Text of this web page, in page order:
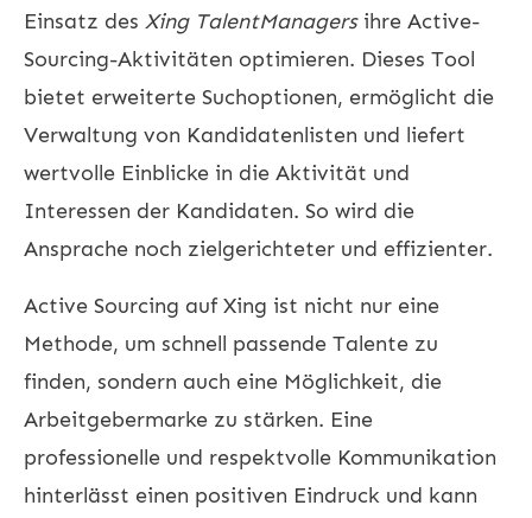
Einsatz des Xing TalentManagersihre Active-
Sourcing-Aktivitäten optimieren. Dieses Tool
bietet erweiterte Suchoptionen, ermöglicht die
Verwaltung von Kandidatenlisten und liefert
wertvolle Einblicke in die Aktivität und
Interessen der Kandidaten. So wird die
Ansprache noch zielgerichteter und effizienter.
Active Sourcing auf Xing ist nicht nur eine
Methode, um schnell passende Talente zu
finden, sondern auch eine Möglichkeit, die
Arbeitgebermarke zu stärken. Eine
professionelle und respektvolle Kommunikation
hinterlässt einen positiven Eindruck und kann